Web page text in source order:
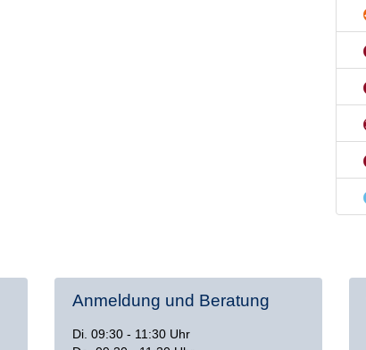
Anmeldung und Beratung
Di. 09:30 - 11:30 Uhr